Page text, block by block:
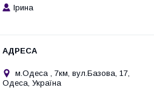
Ірина
м.Одеса , 7км, вул.Базова, 17,
Одеса, Україна